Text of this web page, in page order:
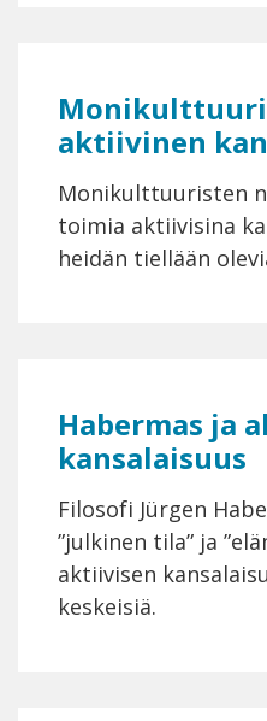
aktiivinen
Monikulttuuristen
toimia aktiivisina
heidän tiellään
Habermas ja
kansalaisuus
Filosofi Jürgen
”julkinen tila” ja
aktiivisen
keskeisiä.